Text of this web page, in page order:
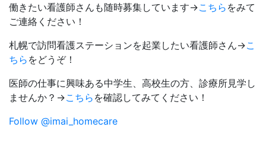
働きたい看護師さんも随時募集しています→こちら をみて
ご連絡ください！
札幌で訪問看護ステーションを起業したい看護師さん→こ
ちら をどうぞ！
医師の仕事に興味ある中学生、高校生の方、診療所見学し
ませんか？→こちら を確認してみてください！
Follow @imai_homecare